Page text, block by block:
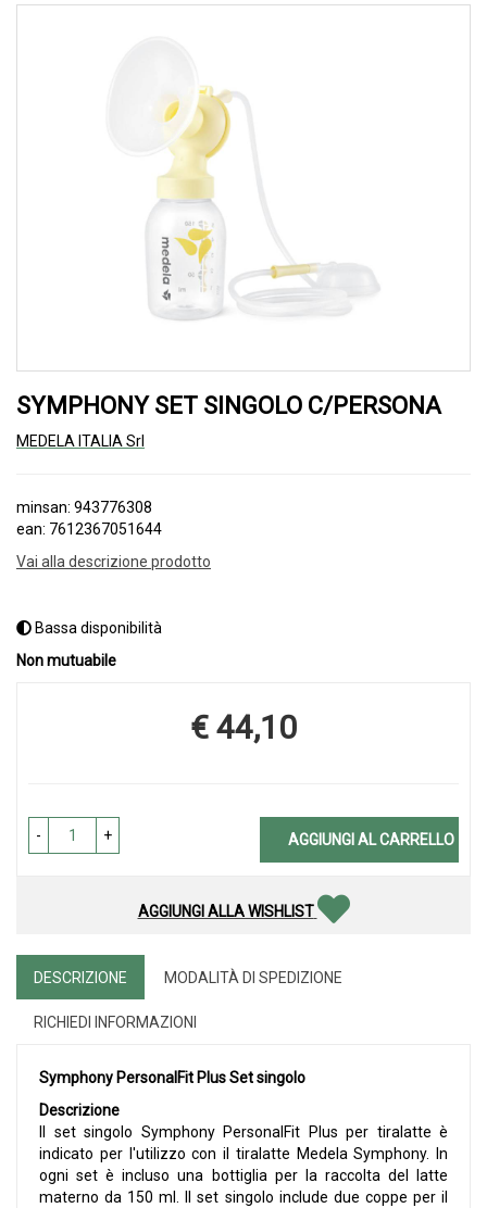
SYMPHONY SET SINGOLO C/PERSONA
MEDELA ITALIA Srl
minsan: 943776308
ean: 7612367051644
Vai alla descrizione prodotto
Bassa disponibilità
Non mutuabile
Prezzo
€ 44,10
- + AGGIUNGI AL CARRELLO
AGGIUNGI ALLA WISHLIST
DESCRIZIONE MODALITÀ DI SPEDIZIONE
RICHIEDI INFORMAZIONI
Symphony PersonalFit Plus Set singolo
Descrizione
Il set singolo Symphony PersonalFit Plus per tiralatte è
indicato per l'utilizzo con il tiralatte Medela Symphony. In
ogni set è incluso una bottiglia per la raccolta del latte
materno da 150 ml. Il set singolo include due coppe per il